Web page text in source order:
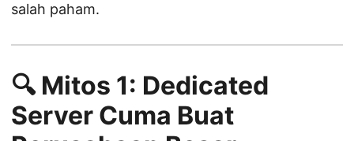
salah paham.
🔍 Mitos 1: Dedicated
Server Cuma Buat